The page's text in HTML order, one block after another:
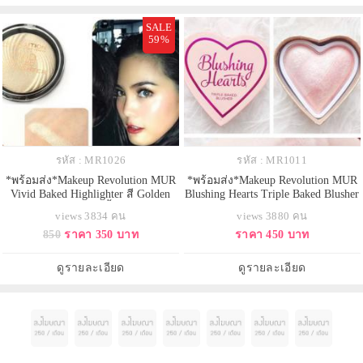
SALE
59%
รหัส : MR1026
*พร้อมส่ง*Makeup Revolution MUR
Vivid Baked Highlighter สี Golden
ชิมเมอร์แวววาว ทำให้หน้าดูสว่างมี
มิติ โดดเด่น ด้วยเทคโนโลยีพิเศษ
และเป็นฝุ่นฟุ้งกระจาย ใครชอบลุค
views 3834 คน
850 ราคา 350 บาท
ดูรายละเอียด
รหัส : MR1011
*พร้อมส่ง*Makeup Revolution MUR
Blushing Hearts Triple Baked Blusher
หวานๆ บรัชออนรูปหัวใจ 3 เฉดสี
แพคเกจน่ารักมากๆ ดีไซน์เดียวกัน
ราคาเบากว่าเยอะ เนื้อบรัชเปล่งประ
กายฉ่ำๆ ช่วยกระจายแสง
views 3880 คน
ราคา 450 บาท
ดูรายละเอียด